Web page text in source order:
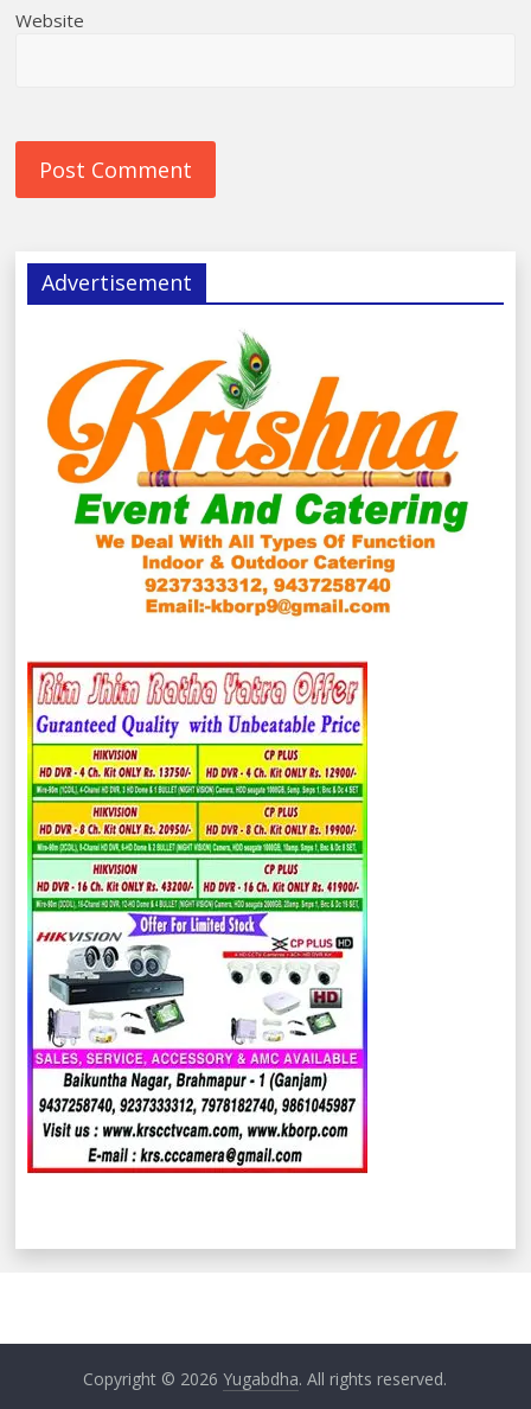
Website
Advertisement
Copyright © 2026Yugabdha. All rights reserved.